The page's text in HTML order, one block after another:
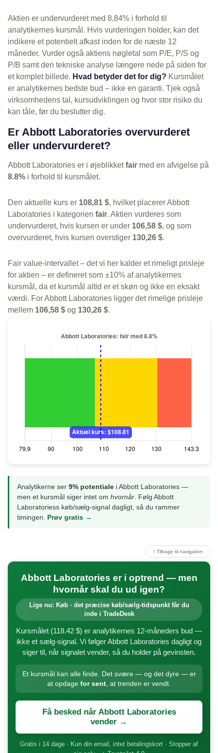
Aktien er undervurderet med 8,84% i forhold til
analytikernes kursmål. Hvis vurderingen holder, kan det
indikere et potentielt afkast inden for de næste 12
måneder. Vurder også aktiens nøgletal som P/E, P/S og
P/B samt den tekniske analyse længere nede på siden for
et komplet billede. Hvad betyder det for dig? Kursmålet
er analytikernes bedste bud – ikke en garanti. Tjek også
virksomhedens tal, kursudviklingen og hvor stor risiko du
kan tåle, før du beslutter dig.
Er Abbott Laboratories overvurderet
eller undervurderet?
Abbott Laboratories er i øjeblikketfair med en afvigelse på
8.8% i forhold til kursmålet.
Den aktuelle kurs er 108,81 $, hvilket placerer Abbott
Laboratories i kategorien fair. Aktien vurderes som
undervurderet, hvis kursen er under 106,58 $, og som
overvurderet, hvis kursen overstiger 130,26 $.
Fair value-intervallet – det vi her kalder et rimeligt prisleje
for aktien – er defineret som ±10% af analytikernes
kursmål, da et kursmål altid er et skøn og ikke en eksakt
værdi. For Abbott Laboratories ligger det rimelige prisleje
mellem 106,58 $ og 130,26 $.
Analytikerne ser 9% potentiale i Abbott Laboratories —
men et kursmål siger intet om hvornår. Følg Abbott
Laboratoriess køb/sælg-signal dagligt, så du rammer
timingen. Prøv gratis →
↑ Tilbage til navigation
Abbott Laboratories er i optrend — men
hvornår skal du ud igen?
Lige nu: Køb · det præcise køb/sælg-tidspunkt får du
inde i TradeDesk
Kursmålet (118.42 $) er analytikernes 12-måneders bud —
ikke et sælg-signal. Vi følger Abbott Laboratories dagligt og
siger til, når signalet vender, så du holder på gevinsten.
Et kursmål kan alle finde. Det svære — og det dyre — er
at opdage for sent, at trenden er vendt.
Få besked når Abbott Laboratories
vender →
Gratis i 14 dage · Kun din email, intet betalingskort · Stopper af